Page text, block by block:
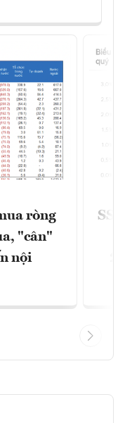
ròng
"cân"
nội
SSI